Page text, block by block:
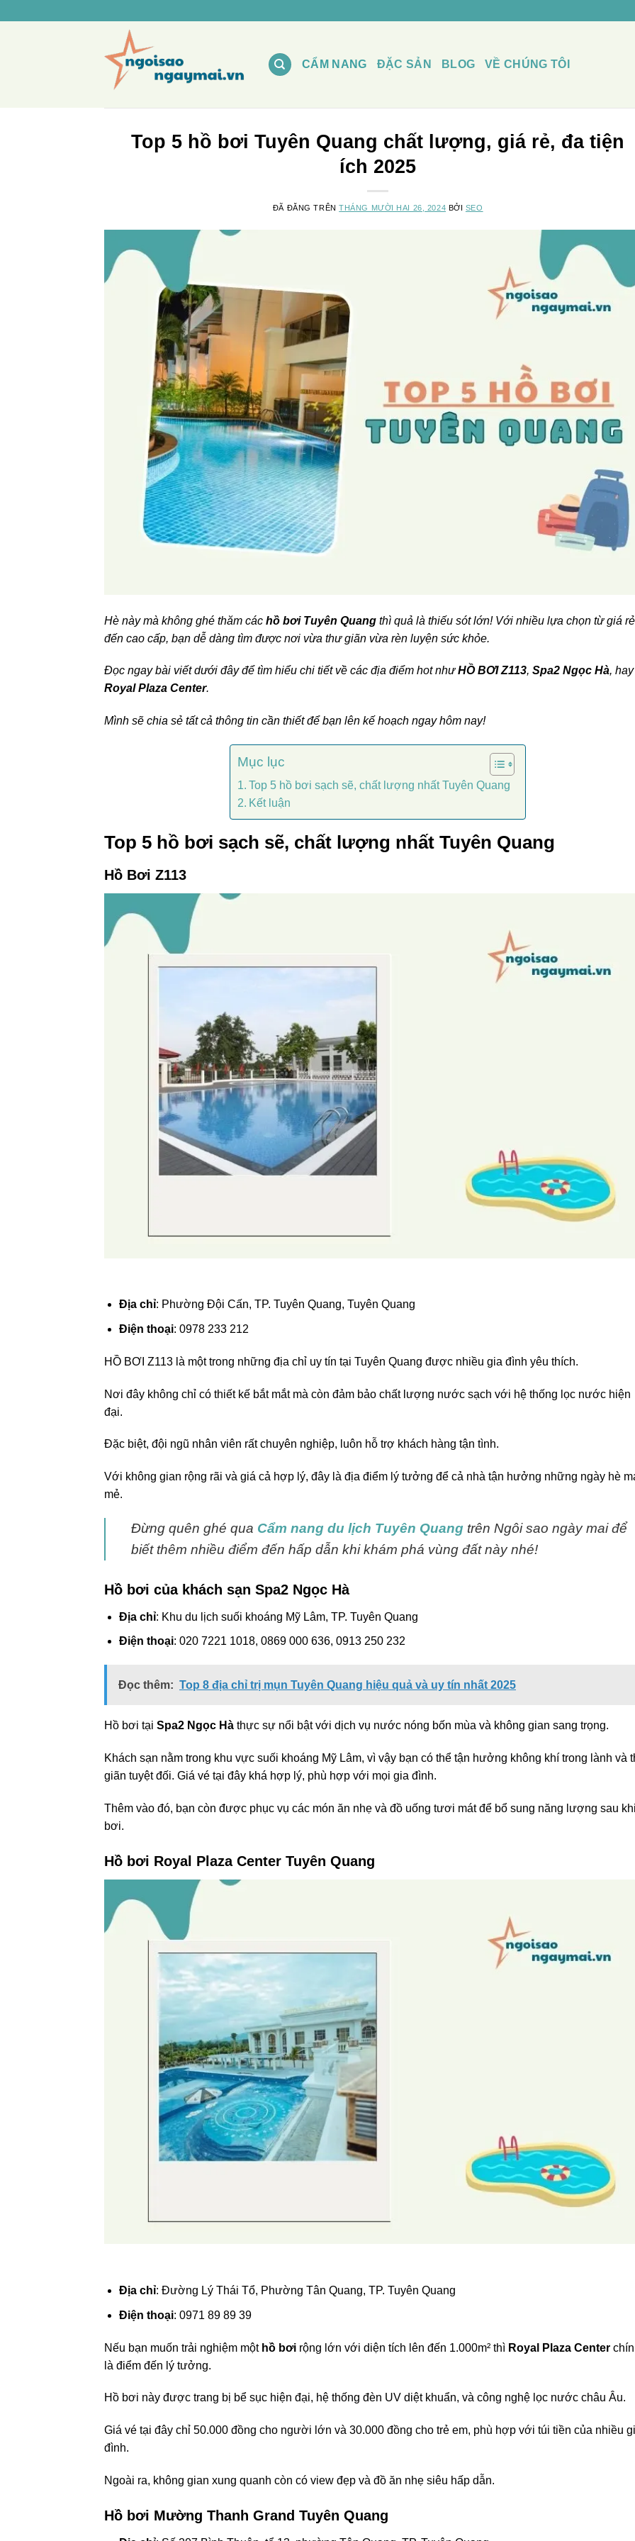
CẨM NANG ĐẶC SẢN BLOG VỀ CHÚNG TÔI
Top 5 hồ bơi Tuyên Quang chất lượng, giá rẻ, đa tiện
ích 2025
ĐÃ ĐĂNG TRÊNTHÁNG MƯỜI HAI 26, 2024 BỞI SEO
Hè này mà không ghé thăm các hồ bơi Tuyên Quang thì quả là thiếu sót lớn! Với nhiều lựa chọn từ giá rẻ
đến cao cấp, bạn dễ dàng tìm được nơi vừa thư giãn vừa rèn luyện sức khỏe.
Đọc ngay bài viết dưới đây để tìm hiểu chi tiết về các địa điểm hot nhưHỒ BƠI Z113, Spa2 Ngọc Hà, hay
Royal Plaza Center.
Mình sẽ chia sẻ tất cả thông tin cần thiết để bạn lên kế hoạch ngay hôm nay!
Mục lục
Top 5 hồ bơi sạch sẽ, chất lượng nhất Tuyên Quang
Kết luận
Top 5 hồ bơi sạch sẽ, chất lượng nhất Tuyên Quang
Hồ Bơi Z113
Địa chỉ: Phường Đội Cấn, TP. Tuyên Quang, Tuyên Quang
Điện thoại: 0978 233 212
HỒ BƠI Z113 là một trong những địa chỉ uy tín tại Tuyên Quang được nhiều gia đình yêu thích.
Nơi đây không chỉ có thiết kế bắt mắt mà còn đảm bảo chất lượng nước sạch với hệ thống lọc nước hiện
đại.
Đặc biệt, đội ngũ nhân viên rất chuyên nghiệp, luôn hỗ trợ khách hàng tận tình.
Với không gian rộng rãi và giá cả hợp lý, đây là địa điểm lý tưởng để cả nhà tận hưởng những ngày hè
mẻ.
Đừng quên ghé qua Cẩm nang du lịch Tuyên Quang trên Ngôi sao ngày mai để
biết thêm nhiều điểm đến hấp dẫn khi khám phá vùng đất này nhé!
Hồ bơi của khách sạn Spa2 Ngọc Hà
Địa chỉ: Khu du lịch suối khoáng Mỹ Lâm, TP. Tuyên Quang
Điện thoại: 020 7221 1018, 0869 000 636, 0913 250 232
Đọc thêm: Top 8 địa chỉ trị mụn Tuyên Quang hiệu quả và uy tín nhất 2025
Hồ bơi tại Spa2 Ngọc Hà thực sự nổi bật với dịch vụ nước nóng bốn mùa và không gian sang trọng.
Khách sạn nằm trong khu vực suối khoáng Mỹ Lâm, vì vậy bạn có thể tận hưởng không khí trong lành và
giãn tuyệt đối. Giá vé tại đây khá hợp lý, phù hợp với mọi gia đình.
Thêm vào đó, bạn còn được phục vụ các món ăn nhẹ và đồ uống tươi mát để bổ sung năng lượng sau
bơi.
Hồ bơi Royal Plaza Center Tuyên Quang
Địa chỉ: Đường Lý Thái Tổ, Phường Tân Quang, TP. Tuyên Quang
Điện thoại: 0971 89 89 39
Nếu bạn muốn trải nghiệm một hồ bơi rộng lớn với diện tích lên đến 1.000m² thì Royal Plaza Center
là điểm đến lý tưởng.
Hồ bơi này được trang bị bể sục hiện đại, hệ thống đèn UV diệt khuẩn, và công nghệ lọc nước châu Âu.
Giá vé tại đây chỉ 50.000 đồng cho người lớn và 30.000 đồng cho trẻ em, phù hợp với túi tiền của nhiều
đình.
Ngoài ra, không gian xung quanh còn có view đẹp và đồ ăn nhẹ siêu hấp dẫn.
Hồ bơi Mường Thanh Grand Tuyên Quang